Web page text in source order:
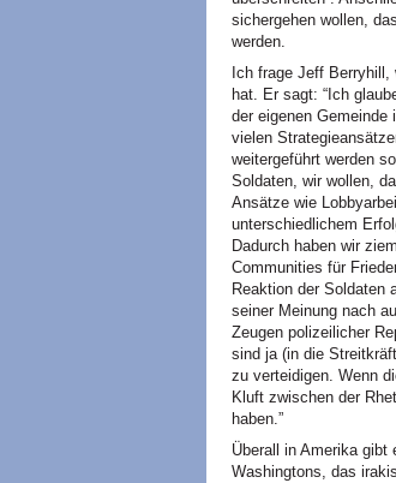
sichergehen wollen,
werden.
Ich frage Jeff Berryhill,
hat. Er sagt: “Ich
der eigenen
vielen
weitergeführt werden
Soldaten, wir wollen,
Ansätze wie
unterschiedlichem
Dadurch haben wir
Communities für
Reaktion der Soldaten
seiner Meinung nach
Zeugen polizeilicher
sind ja (in die
zu verteidigen. Wenn
Kluft zwischen der
haben.”
Überall in Amerika gibt
Washingtons, das